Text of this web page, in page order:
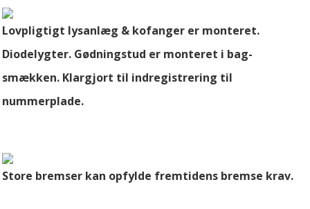
Lovpligtigt lysanlæg & kofanger er monteret.
Diodelygter. Gødningstud er monteret i bag-
smækken. Klargjort til indregistrering til
nummerplade.
Store bremser kan opfylde fremtidens bremse krav.